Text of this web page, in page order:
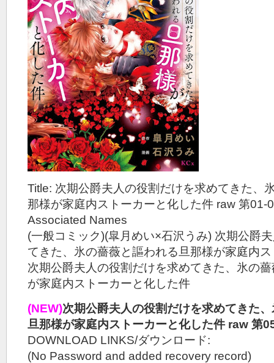
Title: 次期公爵夫人の役割だけを求めてきた、
那様が家庭内ストーカーと化した件 raw 第01-
Associated Names
(一般コミック)(皐月めい×石沢うみ) 次期公爵
てきた、氷の薔薇と謳われる旦那様が家庭内
次期公爵夫人の役割だけを求めてきた、氷の
が家庭内ストーカーと化した件
(NEW)次期公爵夫人の役割だけを求めてきた
旦那様が家庭内ストーカーと化した件 raw 第
DOWNLOAD LINKS/ダウンロード:
(No Password and added recovery record)